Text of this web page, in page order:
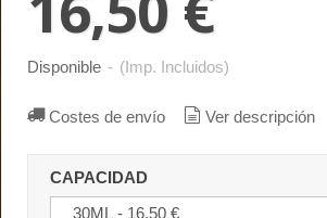
Disponible - (Imp. Incluidos)
Costes de envío Ver descripción
CAPACIDAD